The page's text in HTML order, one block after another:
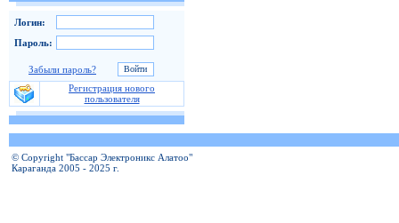
Логин:
Пароль:
Забыли пароль?
Регистрация нового
пользователя
© Copyright "Бассар Электроникс Алатоо"
Караганда 2005 - 2025 г.